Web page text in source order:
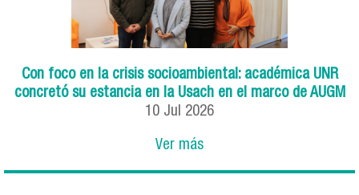
Con foco en la crisis socioambiental: académica UNR
concretó su estancia en la Usach en el marco de AUGM
10 Jul 2026
Ver más